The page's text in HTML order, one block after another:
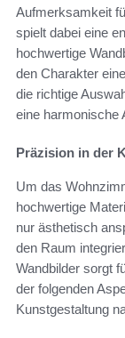
Aufmerksamkeit
spielt dabei eine
hochwertige
den Charakter
die richtige
eine harmonische
Präzision in der
Um das
hochwertige
nur ästhetisch
den Raum
Wandbilder sorgt
der folgenden
Kunstgestaltung